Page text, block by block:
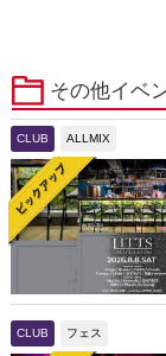
その他イベ
CLUB ALLMIX
CLUB フェス